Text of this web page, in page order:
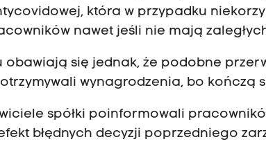
która w przypadku
nawet jeśli nie mają
obawiają się jednak, że podobne
wynagrodzenia, bo kończą
spółki poinformowali
błędnych decyzji poprzedniego